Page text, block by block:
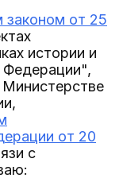
от 25
истории и
Федерации",
от 20
с